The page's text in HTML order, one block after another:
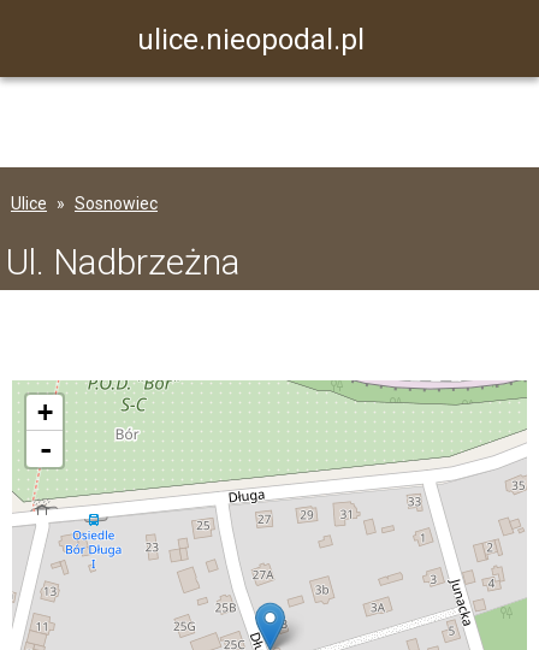
ulice.nieopodal.pl
Ulice Sosnowiec
Ul. Nadbrzeżna
+
-